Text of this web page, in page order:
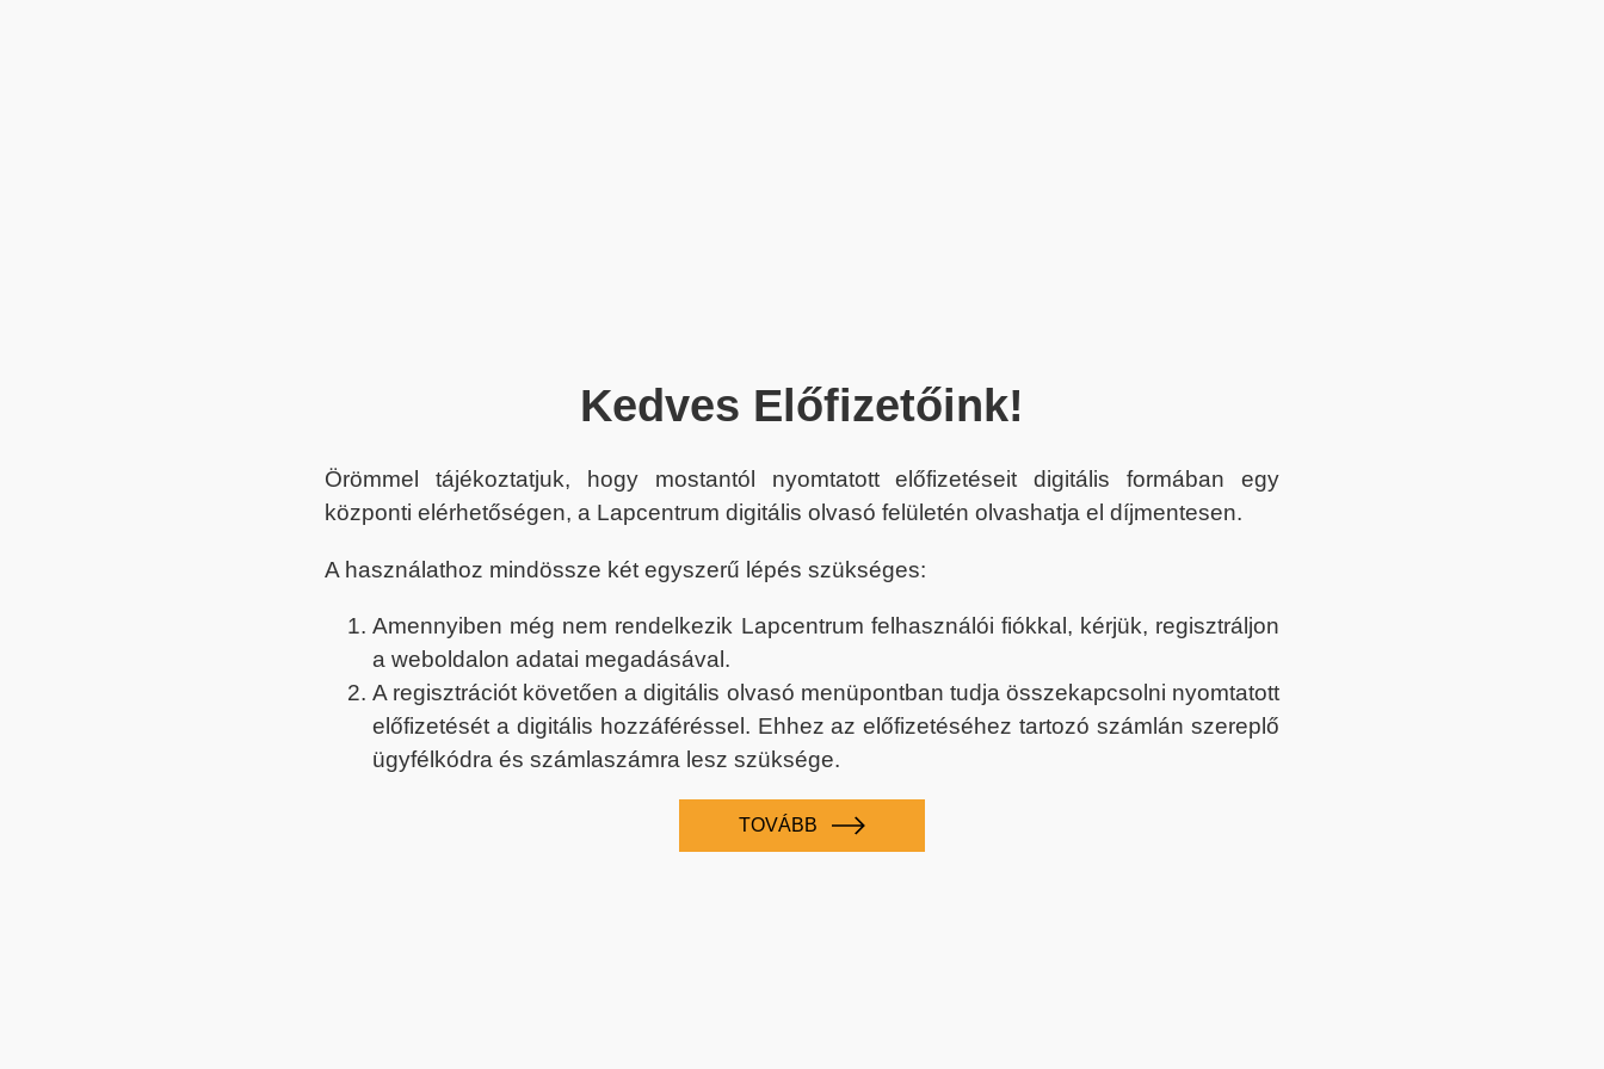
Kedves Előfizetőink!
Örömmel tájékoztatjuk, hogy mostantól nyomtatott előfizetéseit digitális formában egy
központi elérhetőségen, a Lapcentrum digitális olvasó felületén olvashatja el díjmentesen.
A használathoz mindössze két egyszerű lépés szükséges:
Amennyiben még nem rendelkezik Lapcentrum felhasználói fiókkal, kérjük, regisztráljon
a weboldalon adatai megadásával.
A regisztrációt követően a digitális olvasó menüpontban tudja összekapcsolni nyomtatott
előfizetését a digitális hozzáféréssel. Ehhez az előfizetéséhez tartozó számlán szereplő
ügyfélkódra és számlaszámra lesz szüksége.
TOVÁBB